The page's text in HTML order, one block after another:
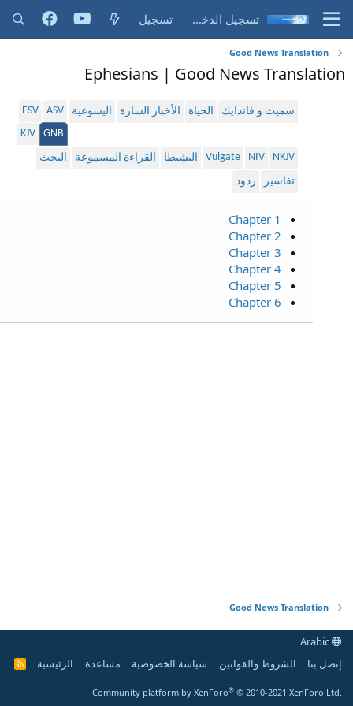
تسجيل الدخول تسجيل
Good News Translation
Ephesians | Good News Translation
سميث و فاندايك الحياة الأخبار السارة اليسوعية ASV
ESV
GNB
KJV
NKJV
NIV
Vulgate البشيطا القراءة المسموعة
البحث
تفاسير
ردود
Chapter 1
Chapter 2
Chapter 3
Chapter 4
Chapter 5
Chapter 6
Good News Translation
إتصل بنا
الشروط والقوانين سياسة الخصوصية مساعدة الرئيسية
R
Community platform by XenForo® © 2010-2021 XenForo Ltd.